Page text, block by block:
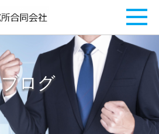
ブログ